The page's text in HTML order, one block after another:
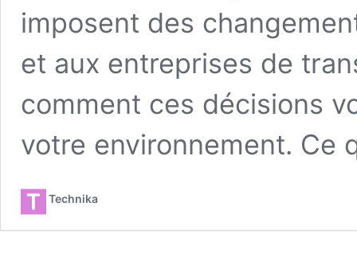
imposent des
et aux entreprises de
comment ces décisions
votre environnement. Ce
Technika